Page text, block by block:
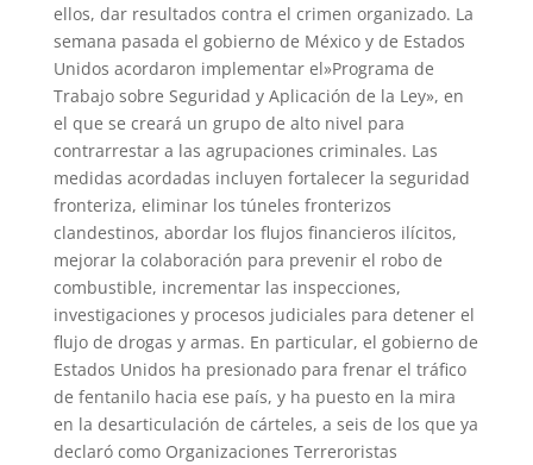
ellos, dar resultados contra el crimen organizado. La
semana pasada el gobierno de México y de Estados
Unidos acordaron implementar el»Programa de
Trabajo sobre Seguridad y Aplicación de la Ley», en
el que se creará un grupo de alto nivel para
contrarrestar a las agrupaciones criminales. Las
medidas acordadas incluyen fortalecer la seguridad
fronteriza, eliminar los túneles fronterizos
clandestinos, abordar los flujos financieros ilícitos,
mejorar la colaboración para prevenir el robo de
combustible, incrementar las inspecciones,
investigaciones y procesos judiciales para detener el
flujo de drogas y armas. En particular, el gobierno de
Estados Unidos ha presionado para frenar el tráfico
de fentanilo hacia ese país, y ha puesto en la mira
en la desarticulación de cárteles, a seis de los que ya
declaró como Organizaciones Terreroristas